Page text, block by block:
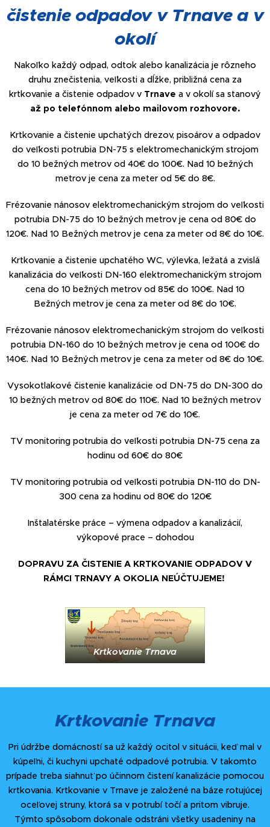
čistenie odpadov v Trnave a v
okolí
Nakoľko každý odpad, odtok alebo kanalizácia je rôzneho
druhu znečistenia, veľkosti a dĺžke, približná cena za
krtkovanie a čistenie odpadov v Trnave a v okolí sa stanový
až po telefónnom alebo mailovom rozhovore.
Krtkovanie a čistenie upchatých drezov, pisoárov a odpadov
do veľkosti potrubia DN-75 s elektromechanickým strojom
do 10 bežných metrov od 40€ do 100€. Nad 10 bežných
metrov je cena za meter od 5€ do 8€.
Frézovanie nánosov elektromechanickým strojom do veľkosti
potrubia DN-75 do 10 bežných metrov je cena od 80€ do
120€. Nad 10 Bežných metrov je cena za meter od 8€ do 10€.
Krtkovanie a čistenie upchatého WC, výlevka, ležatá a zvislá
kanalizácia do veľkosti DN-160 elektromechanickým strojom
cena do 10 bežných metrov od 85€ do 100€. Nad 10
Bežných metrov je cena za meter od 8€ do 10€.
Frézovanie nánosov elektromechanickým strojom do veľkosti
potrubia DN-160 do 10 bežných metrov je cena od 100€ do
140€. Nad 10 Bežných metrov je cena za meter od 8€ do 10€.
Vysokotlakové čistenie kanalizácie od DN-75 do DN-300 do
10 bežných metrov od 80€ do 110€. Nad 10 bežných metrov
je cena za meter od 7€ do 10€.
TV monitoring potrubia do veľkosti potrubia DN-75 cena za
hodinu od 60€ do 80€
TV monitoring potrubia od veľkosti potrubia DN-110 do DN-
300 cena za hodinu od 80€ do 120€
Inštalatérske práce – výmena odpadov a kanalizácií,
výkopové prace – dohodou
DOPRAVU ZA ČISTENIE A KRTKOVANIE ODPADOV V
RÁMCI TRNAVY A OKOLIA NEÚČTUJEME!
Krtkovanie Trnava
Krtkovanie Trnava
Pri údržbe domácností sa už každý ocitol v situácii, keď mal v
kúpeľni, či kuchyni upchaté odpadové potrubia. V takomto
prípade treba siahnuť po účinnom čistení kanalizácie pomocou
krtkovania. Krtkovanie v Trnave je založené na báze rotujúcej
oceľovej struny, ktorá sa v potrubí točí a pritom vibruje.
Týmto spôsobom dokonale odstráni všetky usadeniny na